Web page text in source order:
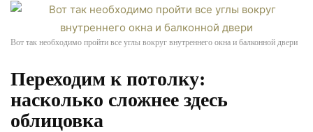
Вот так необходимо пройти все углы вокруг внутреннего окна и балконной двери
Переходим к потолку:
насколько сложнее здесь
облицовка